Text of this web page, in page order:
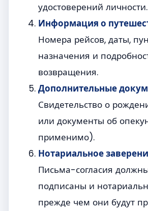
удостоверений личности.
Информация о
Номера рейсов, даты,
назначения и
возвращения.
Дополнительные
Свидетельство о
или документы об
применимо).
Нотариальное
Письма-согласия
подписаны и
прежде чем они будут